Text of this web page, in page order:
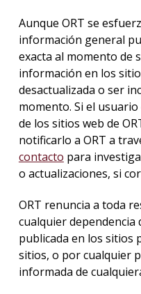
Aunque ORT se
información general
exacta al momento de
información en los
desactualizada o ser
momento. Si el
de los sitios web de
notificarlo a ORT a
contacto para
o actualizaciones, si
ORT renuncia a toda
cualquier
publicada en los sitios
sitios, o por cualquier
informada de